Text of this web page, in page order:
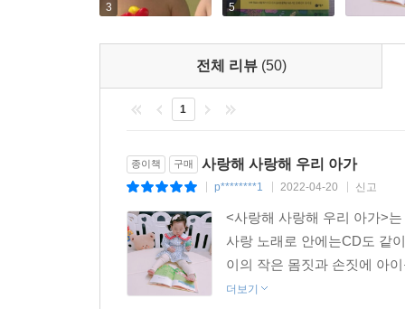
3 5
전체 리뷰 (50)
1
종이책 구매 사랑해 사랑해 우리 아가
p********1 2022-04-20 신고
<사랑해 사랑해 우리 아가>
사랑 노래로 안에는CD도 같
이의 작은 몸짓과 손짓에 아
더보기